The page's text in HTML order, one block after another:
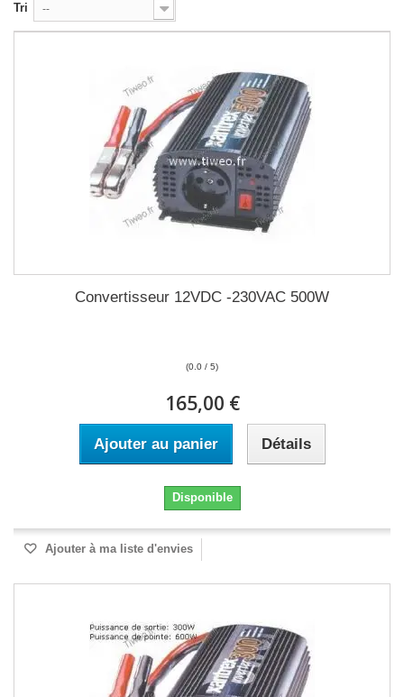
Tri --
Convertisseur 12VDC -230VAC 500W
(0.0 / 5)
165,00 €
Ajouter au panier Détails
Disponible
Ajouter à ma liste d'envies